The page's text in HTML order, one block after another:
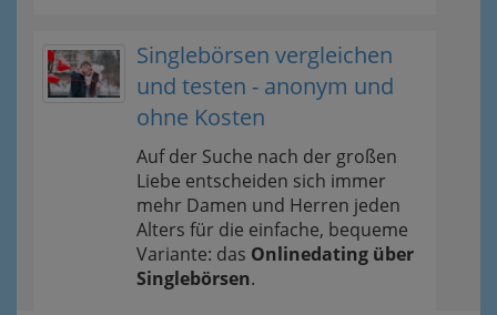
Singlebörsen vergleichen
und testen - anonym und
ohne Kosten
Auf der Suche nach der großen
Liebe entscheiden sich immer
mehr Damen und Herren jeden
Alters für die einfache, bequeme
Variante: das Onlinedating über
Singlebörsen.